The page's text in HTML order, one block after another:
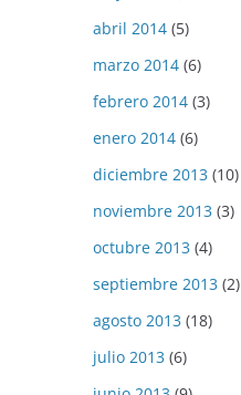
abril 2014 (5)
marzo 2014 (6)
febrero 2014 (3)
enero 2014 (6)
diciembre 2013 (10)
noviembre 2013 (3)
octubre 2013 (4)
septiembre 2013 (2)
agosto 2013 (18)
julio 2013 (6)